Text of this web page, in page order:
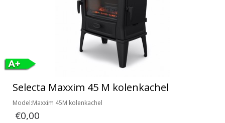
Selecta Maxxim 45 M kolenkachel
Model:Maxxim 45M kolenkachel
€0,00